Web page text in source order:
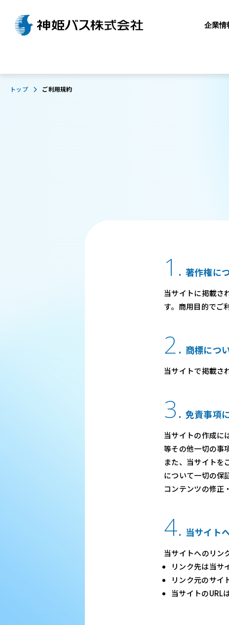
企業情
トップ ご利用規約
1. 著作権に
当サイトに掲載さ
す。商用目的でご
2. 商標につ
当サイトで掲載さ
3. 免責事項
当サイトの作成に
等その他一切の事
また、当サイトを
について一切の保
コンテンツの修正
4. 当サイト
当サイトへのリン
リンク先は当サ
リンク元のサイ
当サイトのURL